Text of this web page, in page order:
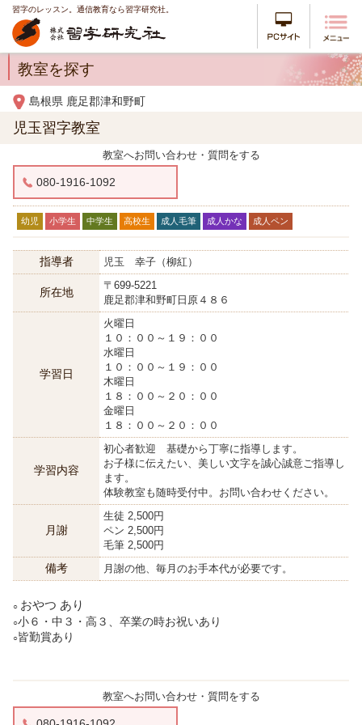
習字のレッスン。通信教育なら習字研究社。
教室を探す
島根県 鹿足郡津和野町
児玉習字教室
教室へお問い合わせ・質問をする
080-1916-1092
幼児 小学生 中学生 高校生 成人毛筆 成人かな 成人ペン
指導者 児玉 幸子（柳紅）
所在地
〒699-5221
鹿足郡津和野町日原４８６
学習日
火曜日
１０：００～１９：００
水曜日
１０：００～１９：００
木曜日
１８：００～２０：００
金曜日
１８：００～２０：００
学習内容
初心者歓迎 基礎から丁寧に指導します。
お子様に伝えたい、美しい文字を誠心誠意ご指導し
ます。
体験教室も随時受付中。お問い合わせください。
月謝
生徒 2,500円
ペン 2,500円
毛筆 2,500円
備考 月謝の他、毎月のお手本代が必要です。
○ おやつ あり
○小６・中３・高３、卒業の時お祝いあり
○皆勤賞あり
教室へお問い合わせ・質問をする